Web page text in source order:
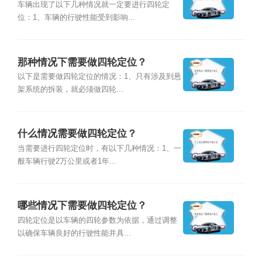
车辆出现了以下几种情况就一定要进行四轮定
位：1、车辆的行驶性能受到影响...
那种情况下需要做四轮定位？
以下是需要做四轮定位的情况：1、只有涉及到悬
架系统的拆装，就必须做四轮...
什么情况需要做四轮定位？
当需要进行四轮定位时，有以下几种情况：1、一
般车辆行驶2万公里或者1年...
哪些情况下需要做四轮定位？
四轮定位是以车辆的四轮参数为依据，通过调整
以确保车辆良好的行驶性能并具...